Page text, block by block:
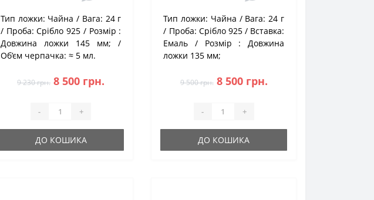
Тип ложки: Чайна Вага: 24 г
Проба: Срібло 925
Розмір :
Довжина ложки 145 мм;
Об’єм черпачка: ≈ 5 мл.
9 230 грн. 8 500 грн.
- +
ДО КОШИКА
Тип ложки: Чайна Вага: 24 г
Проба: Срібло 925
Вставка:
Емаль
Розмір :
Довжина
ложки 135 мм;
9 500 грн. 8 500 грн.
- +
ДО КОШИКА